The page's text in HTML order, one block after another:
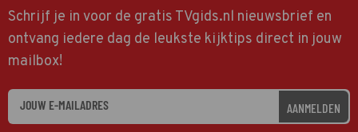
Schrijf je in voor de gratis TVgids.nl nieuwsbrief en
ontvang iedere dag de leukste kijktips direct in jouw
mailbox!
AANMELDEN